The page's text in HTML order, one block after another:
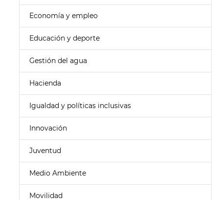
Economía y empleo
Educación y deporte
Gestión del agua
Hacienda
Igualdad y políticas inclusivas
Innovación
Juventud
Medio Ambiente
Movilidad